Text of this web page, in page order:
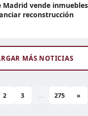
Madrid vende
reconstrucción
MÁS NOTICIAS
2 3 ... 275 »